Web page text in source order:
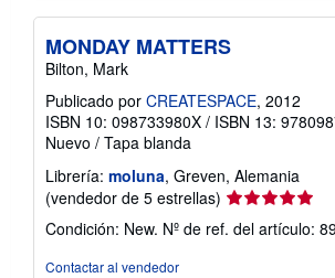
MONDAY MATTERS
Bilton, Mark
Publicado por CREATESPACE, 2012
ISBN 10: 098733980X / ISBN 13:
Nuevo / Tapa blanda
Librería: moluna, Greven, Alemania
(vendedor de 5 estrellas) Calificación
del
vendedor:
Condición: New. Nº de ref. del artículo:
Contactar al vendedor